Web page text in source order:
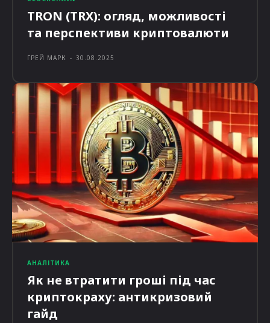
TRON (TRX): огляд, можливості
та перспективи криптовалюти
ГРЕЙ МАРК - 30.08.2025
АНАЛІТИКА
Як не втратити гроші під час
криптокраху: антикризовий
гайд